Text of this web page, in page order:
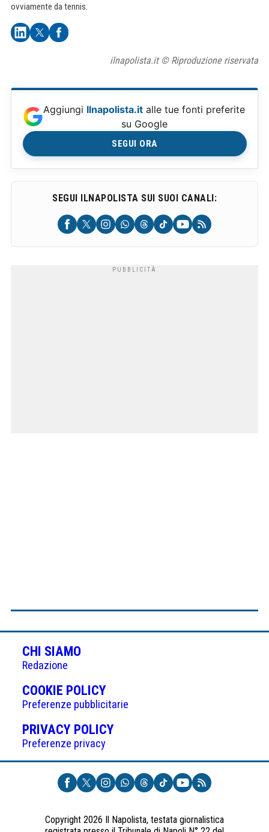
ovviamente da tennis.
ilnapolista.it © Riproduzione riservata
Aggiungi Ilnapolista.it alle tue fonti preferite
su Google
SEGUI ORA
SEGUI ILNAPOLISTA SUI SUOI CANALI:
CHI SIAMO
Redazione
COOKIE POLICY(APRE
IN
UNA
NUOVA
Preferenze pubblicitarie
PRIVACY POLICY(APRE
UNA
NUOVA
SCHEDA)
Preferenze privacy
Copyright 2026 Il Napolista, testata giornalistica